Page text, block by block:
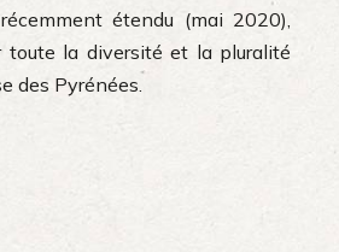
étendu (mai 2020),
toute la diversité et la pluralité
des Pyrénées.